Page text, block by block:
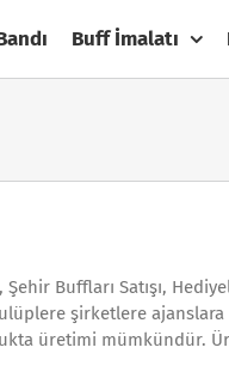
Buff İmalatı
Şehir Buffları Satışı,
şirketlere
üretimi mümkündür.